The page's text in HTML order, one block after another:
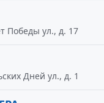
Победы ул., д. 17
Дней ул., д. 1